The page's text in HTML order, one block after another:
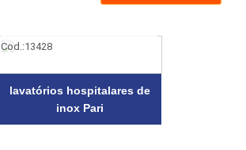
Cod.:13428
lavatórios hospitalares de
inox Pari